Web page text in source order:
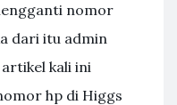
nomor
dari itu admin
kali ini
hp di Higgs